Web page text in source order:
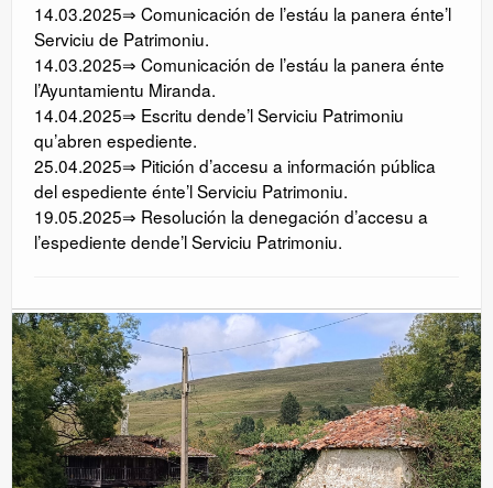
14.03.2025⇒ Comunicación de l’estáu la panera énte’l
Serviciu de Patrimoniu.
14.03.2025⇒ Comunicación de l’estáu la panera énte
l’Ayuntamientu Miranda.
14.04.2025⇒ Escritu dende’l Serviciu Patrimoniu
qu’abren espediente.
25.04.2025⇒ Pitición d’accesu a información pública
del espediente énte’l Serviciu Patrimoniu.
19.05.2025⇒ Resolución la denegación d’accesu a
l’espediente dende’l Serviciu Patrimoniu.